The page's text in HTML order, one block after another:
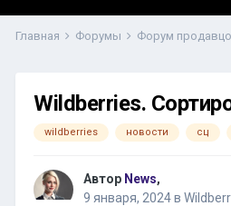
Главная Форумы Форум
Wildberries.
wildberries новости сц
Автор News,
9 января, 2024в